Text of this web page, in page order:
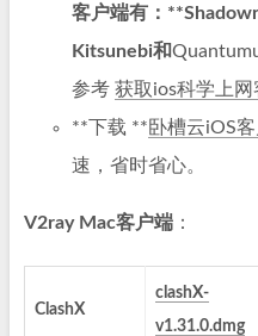
客户端有：**
Kitsunebi和
参考 获取ios科学上网
**下载 **卧槽云iOS
速，省时省心。
V2ray Mac客户端 ：
ClashX
clashX-
v1.31.0.dmg